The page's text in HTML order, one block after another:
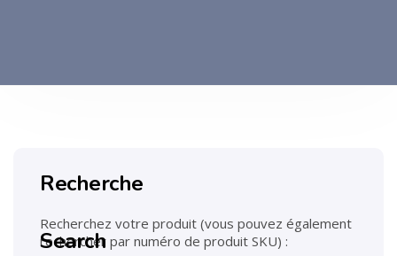
Recherche
Recherchez votre produit (vous pouvez également
rechercher par numéro de produit SKU) :
Search